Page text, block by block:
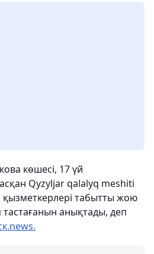
көшесі, 17 үй
Qyzyljar qalalyq meshiti
табытты жою
анықтады, деп